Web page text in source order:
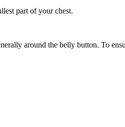
part of your chest.
around the belly button. To